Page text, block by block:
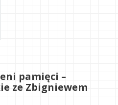
pamięci –
ze Zbigniewem